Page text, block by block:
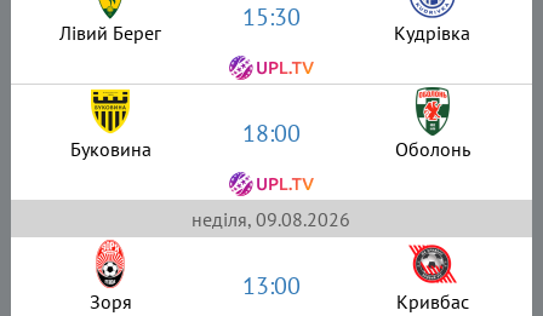
Лівий Берег 15:30 Кудрівка
Буковина 18:00 Оболонь
неділя, 09.08.2026
Зоря 13:00 Кривбас